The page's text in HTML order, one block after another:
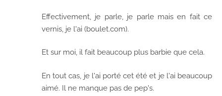
Effectivement, je parle, je parle mais en fait ce
vernis, je l'ai (boulet.com).
Et sur moi, il fait beaucoup plus barbie que cela.
En tout cas, je l'ai porté cet été et je l'ai beaucoup
aimé. Il ne manque pas de pep's.